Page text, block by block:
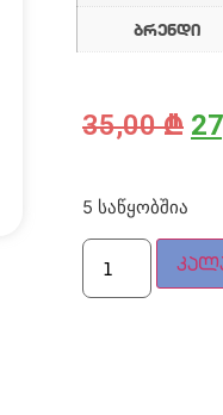
ბრენდი
35,00₾
5 საწყობშია